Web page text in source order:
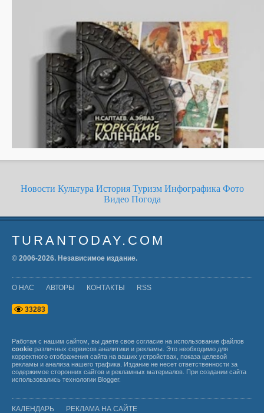
Новости Культура История Туризм Инфографика Фото
Видео Погода
TURANTODAY.COM
© 2006-2026. Независимое издание.
О НАС АВТОРЫ КОНТАКТЫ RSS
33283
Работая с нашим сайтом, вы даете свое согласие на использование файлов
cookie различных сервисов аналитики и рекламы. Это необходимо для
корректного отображения сайта на ваших устройствах, показа целевой
рекламы и анализа нашего трафика. Издание не несет ответственности за
содержимое сторонних сайтов и рекламных материалов. При создании сайта
использовались технологии Blogger.
КАЛЕНДАРЬ РЕКЛАМА НА САЙТЕ